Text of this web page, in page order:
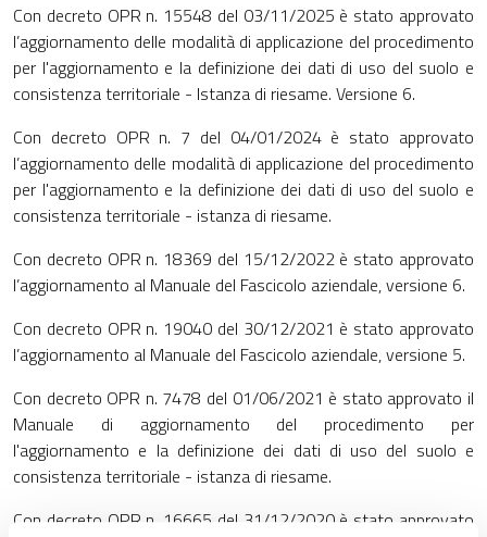
Con decreto OPR n. 15548 del 03/11/2025 è stato approvato
l’aggiornamento delle modalità di applicazione del procedimento
per l'aggiornamento e la definizione dei dati di uso del suolo e
consistenza territoriale - Istanza di riesame. Versione 6.
Con decreto OPR n. 7 del 04/01/2024 è stato approvato
l’aggiornamento delle modalità di applicazione del procedimento
per l'aggiornamento e la definizione dei dati di uso del suolo e
consistenza territoriale - istanza di riesame.
Con decreto OPR n. 18369 del 15/12/2022 è stato approvato
l’aggiornamento al Manuale del Fascicolo aziendale, versione 6.
Con decreto OPR n. 19040 del 30/12/2021 è stato approvato
l’aggiornamento al Manuale del Fascicolo aziendale, versione 5.
Con decreto OPR n. 7478 del 01/06/2021 è stato approvato il
Manuale di aggiornamento del procedimento per
l'aggiornamento e la definizione dei dati di uso del suolo e
consistenza territoriale - istanza di riesame.
Con decreto OPR n. 16665 del 31/12/2020 è stato approvato